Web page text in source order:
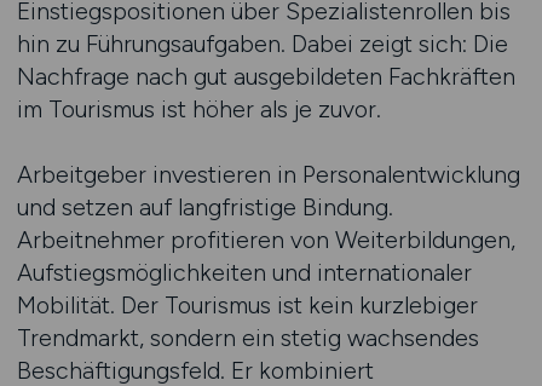
Einstiegspositionen über Spezialistenrollen bis
hin zu Führungsaufgaben. Dabei zeigt sich: Die
Nachfrage nach gut ausgebildeten Fachkräften
im Tourismus ist höher als je zuvor.
Arbeitgeber investieren in Personalentwicklung
und setzen auf langfristige Bindung.
Arbeitnehmer profitieren von Weiterbildungen,
Aufstiegsmöglichkeiten und internationaler
Mobilität. Der Tourismus ist kein kurzlebiger
Trendmarkt, sondern ein stetig wachsendes
Beschäftigungsfeld. Er kombiniert